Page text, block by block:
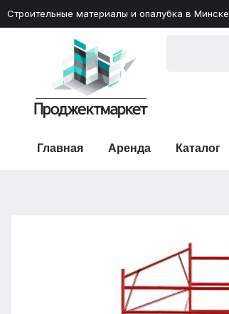
Строительные материалы и опалубка в Минске
Главная Аренда Каталог